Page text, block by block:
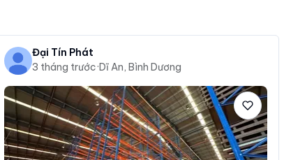
Đại Tín Phát
3 tháng trước·Dĩ An, Bình Dương